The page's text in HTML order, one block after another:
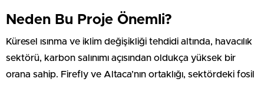
Neden Bu Proje Önemli?
Küresel ısınma ve iklim değişikliği tehdidi altında, havacılık
sektörü, karbon salınımı açısından oldukça yüksek bir
orana sahip. Firefly ve Altaca’nın ortaklığı, sektördeki fosil